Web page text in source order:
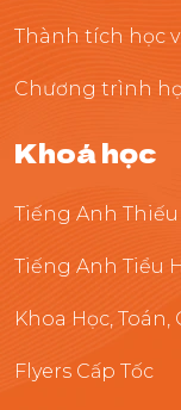
Thành tích học
Chương trình
Khoá học
Tiếng Anh
Tiếng Anh Tiểu
Khoa Học, Toán,
Flyers Cấp Tốc